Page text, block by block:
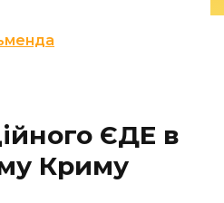
ЄДЕ в
Криму